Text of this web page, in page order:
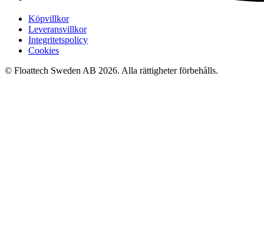
Köpvillkor
Leveransvillkor
Integritetspolicy
Cookies
© Floattech Sweden AB 2026. Alla rättigheter förbehålls.